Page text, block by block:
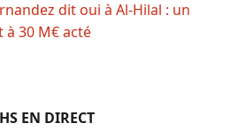
dit oui à Al-Hilal : un
30 M€ acté
EN DIRECT